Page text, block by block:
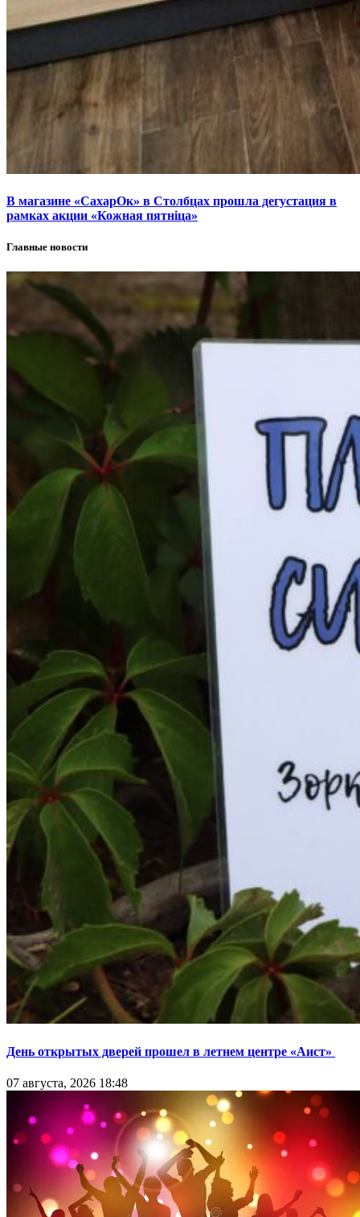
В магазине «СахарОк» в Столбцах прошла дегустация в
рамках акции «Кожная пятніца»
Главные новости
День открытых дверей прошел в летнем центре «Аист»
07 августа, 2026 18:48